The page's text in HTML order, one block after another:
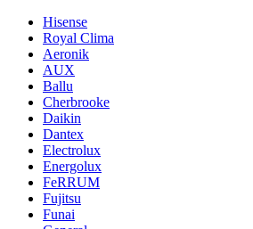
Hisense
Royal Clima
Aeronik
AUX
Ballu
Cherbrooke
Daikin
Dantex
Electrolux
Energolux
FeRRUM
Fujitsu
Funai